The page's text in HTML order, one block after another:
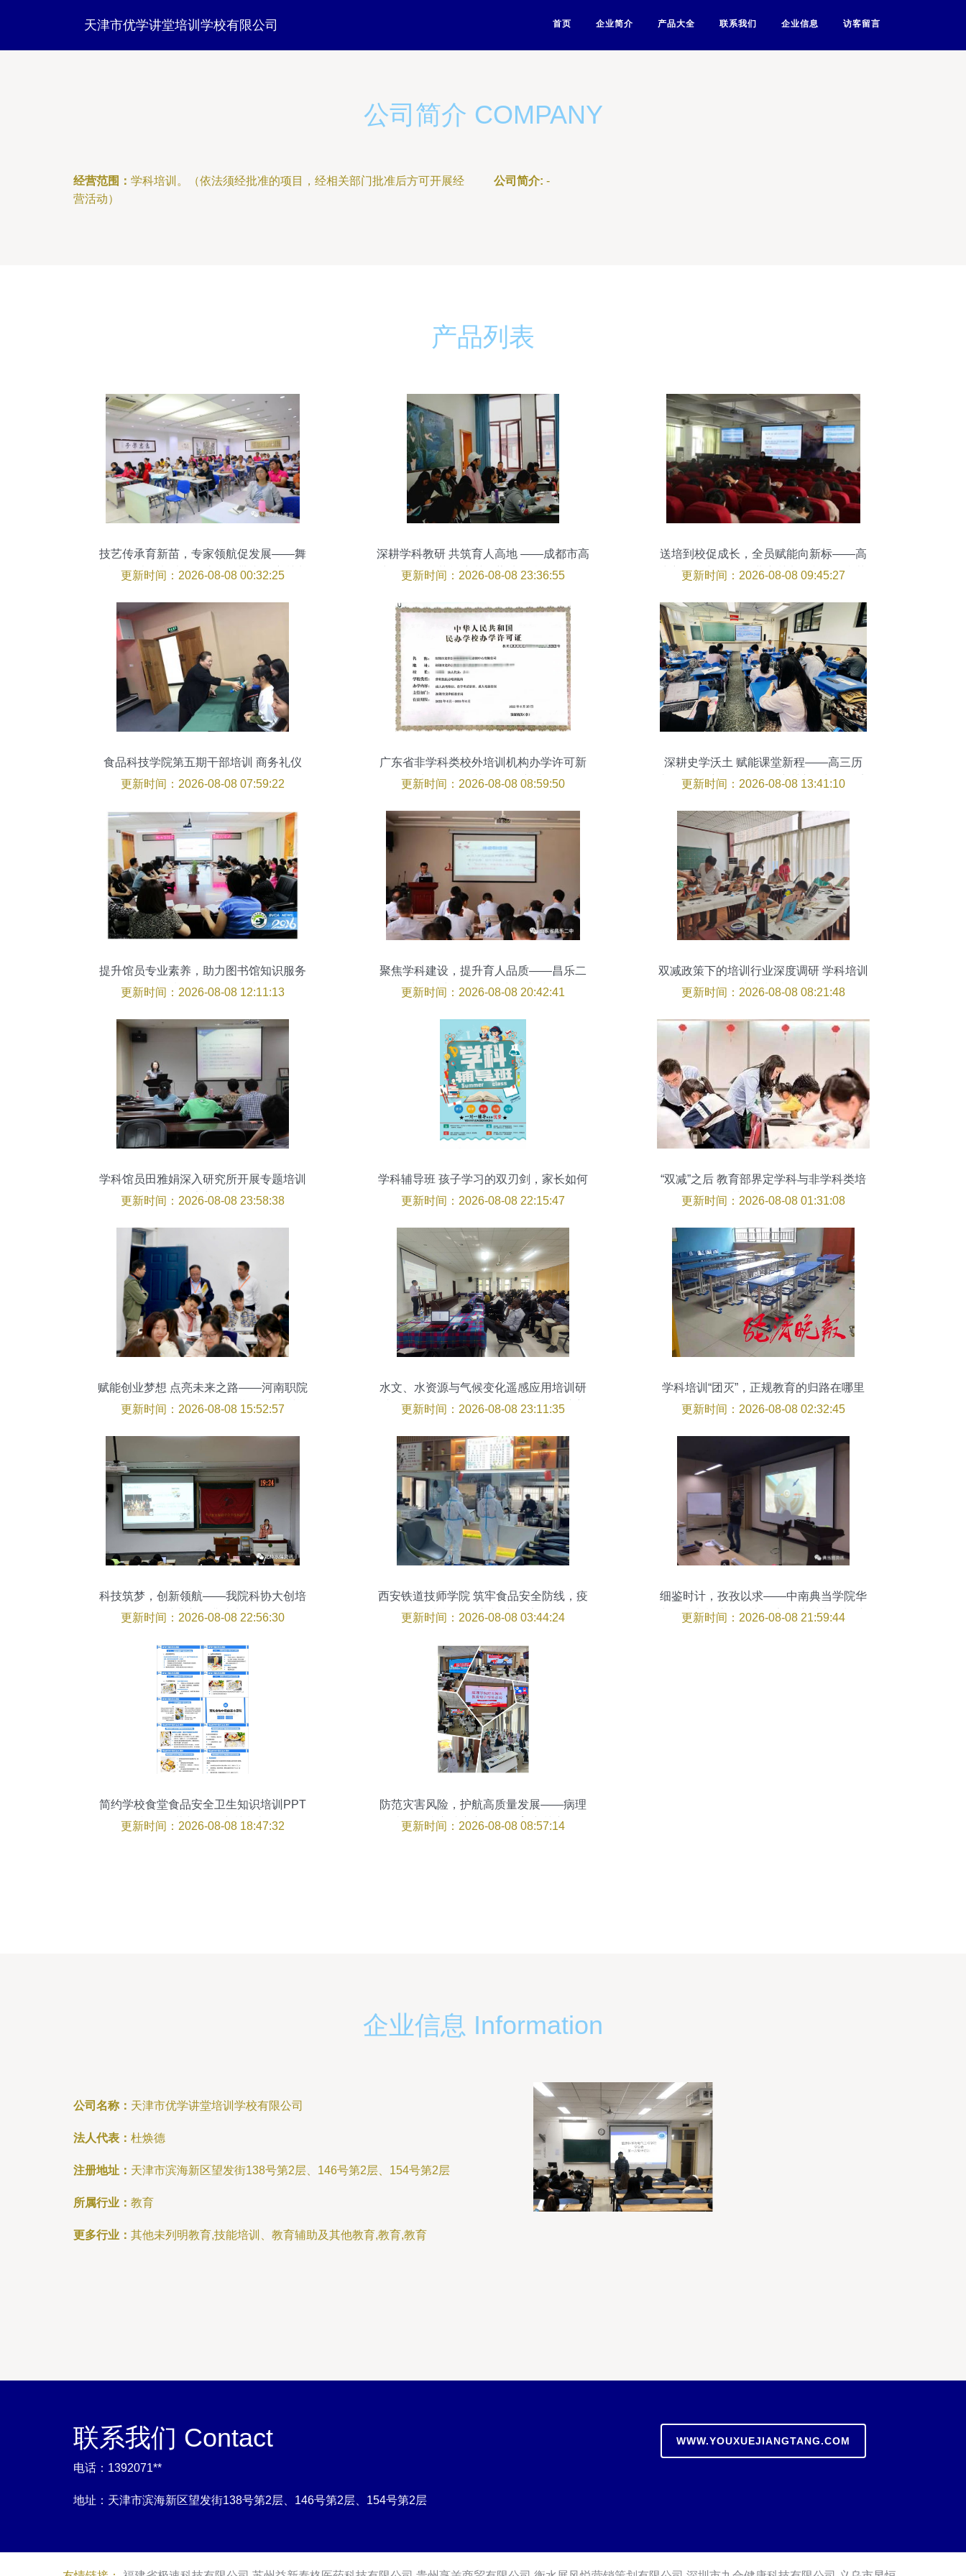
天津市优学讲堂培训学校有限公司 首页 企业简介 产品大全 联系我们 企业信息 访客留言
公司简介 COMPANY
经营范围： 学科培训。（依法须经批准的项目，经相关部门批准后方可开展经
营活动）
公司简介: -
产品列表
技艺传承育新苗，专家领航促发展——舞
蹈、器乐、声乐、诵读学科带头人培训班
圆满落幕
更新时间：2026-08-08 00:32:25
深耕学科教研 共筑育人高地 ——成都市高
中政治学科菜单培训暨蓉城名校联盟教研
更新时间：2026-08-08 23:36:55
送培到校促成长，全员赋能向新标——高
中新课标与教学改进培训班在我校顺利落
更新时间：2026-08-08 09:45:27
食品科技学院第五期干部培训 商务礼仪
更新时间：2026-08-08 07:59:22
广东省非学科类校外培训机构办学许可新
规解读 从乱象到规范，学科培训的转型警
更新时间：2026-08-08 08:59:50
深耕史学沃土 赋能课堂新程——高三历
史“深化‘双新’ 提质增效”培训心得与学科实
更新时间：2026-08-08 13:41:10
提升馆员专业素养，助力图书馆知识服务
转型升级——馆员学科服务与专利信息服
更新时间：2026-08-08 12:11:13
聚焦学科建设，提升育人品质——昌乐二
中召开新学期学科建设培训会
更新时间：2026-08-08 20:42:41
双减政策下的培训行业深度调研 学科培训
的变革与破局
更新时间：2026-08-08 08:21:48
学科馆员田雅娟深入研究所开展专题培训
提升科研信息素养助力学科发展
更新时间：2026-08-08 23:58:38
学科辅导班 孩子学习的双刃剑，家长如何
理性选择？
更新时间：2026-08-08 22:15:47
“双减”之后 教育部界定学科与非学科类培
训的新规解读
更新时间：2026-08-08 01:31:08
赋能创业梦想 点亮未来之路——河南职院
顺利启动2026年上半年第二期创业培训学
更新时间：2026-08-08 15:52:57
水文、水资源与气候变化遥感应用培训研
讨会圆满举办，助力学科交叉与人才培养
更新时间：2026-08-08 23:11:35
学科培训“团灭”，正规教育的归路在哪里
更新时间：2026-08-08 02:32:45
科技筑梦，创新领航——我院科协大创培
训讲座圆满结束
更新时间：2026-08-08 22:56:30
西安铁道技师学院 筑牢食品安全防线，疫
情期间“放心餐”守健康
更新时间：2026-08-08 03:44:24
细鉴时计，孜孜以求——中南典当学院华
中分院中检注册钟表鉴定师培训班（长沙/
更新时间：2026-08-08 21:59:44
简约学校食堂食品安全卫生知识培训PPT
模板下载与学科培训指南
更新时间：2026-08-08 18:47:32
防范灾害风险，护航高质量发展——病理
学院开展防灾减灾宣传周教育培训演练活
更新时间：2026-08-08 08:57:14
企业信息 Information
公司名称： 天津市优学讲堂培训学校有限公司
法人代表： 杜焕德
注册地址： 天津市滨海新区望发街138号第2层、146号第2层、154号第2层
所属行业： 教育
更多行业： 其他未列明教育,技能培训、教育辅助及其他教育,教育,教育
联系我们 Contact
电话：1392071**
地址：天津市滨海新区望发街138号第2层、146号第2层、154号第2层
WWW.YOUXUEJIANGTANG.COM